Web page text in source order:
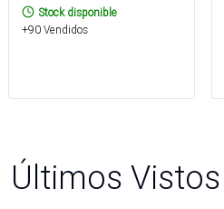
Stock disponible
+90 Vendidos
Últimos Vistos